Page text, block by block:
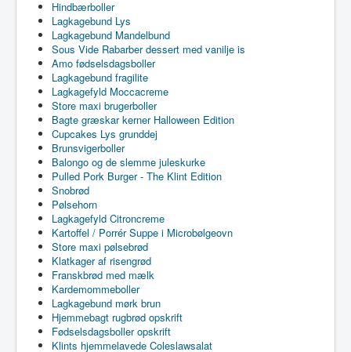
Hindbærboller
Lagkagebund Lys
Lagkagebund Mandelbund
Sous Vide Rabarber dessert med vanilje is
Amo fødselsdagsboller
Lagkagebund fragilite
Lagkagefyld Moccacreme
Store maxi brugerboller
Bagte græskar kerner Halloween Edition
Cupcakes Lys grunddej
Brunsvigerboller
Balongo og de slemme juleskurke
Pulled Pork Burger - The Klint Edition
Snobrød
Pølsehorn
Lagkagefyld Citroncreme
Kartoffel / Porrér Suppe i Microbølgeovn
Store maxi pølsebrød
Klatkager af risengrød
Franskbrød med mælk
Kardemommeboller
Lagkagebund mørk brun
Hjemmebagt rugbrød opskrift
Fødselsdagsboller opskrift
Klints hjemmelavede Coleslawsalat